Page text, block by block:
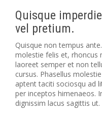
Quisque
vel pretium.
Quisque non tempus
molestie felis et, rhoncus
laoreet semper et non
cursus. Phasellus
aptent taciti sociosqu ad
per inceptos himenaeos.
dignissim lacus sagittis ut.